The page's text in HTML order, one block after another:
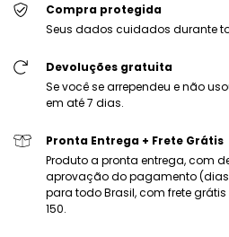
Compra protegida
Seus dados cuidados durante
Devoluções gratuita
Se você se arrependeu e não
em até 7 dias.
Pronta Entrega + Frete Grátis
Produto a pronta entrega, com
aprovação do pagamento (dias
para todo Brasil, com frete
150.